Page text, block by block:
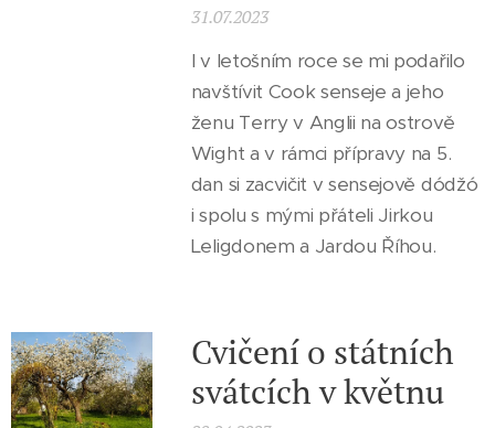
31.07.2023
I v letošním roce se mi podařilo
navštívit Cook senseje a jeho
ženu Terry v Anglii na ostrově
Wight a v rámci přípravy na 5.
dan si zacvičit v sensejově dódžó
i spolu s mými přáteli Jirkou
Leligdonem a Jardou Říhou.
Cvičení o státních
svátcích v květnu